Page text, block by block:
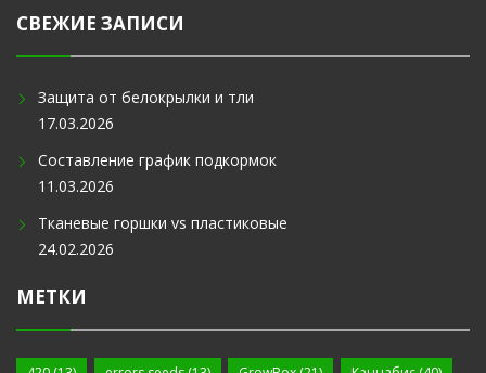
СВЕЖИЕ ЗАПИСИ
Защита от белокрылки и тли
17.03.2026
Составление график подкормок
11.03.2026
Тканевые горшки vs пластиковые
24.02.2026
МЕТКИ